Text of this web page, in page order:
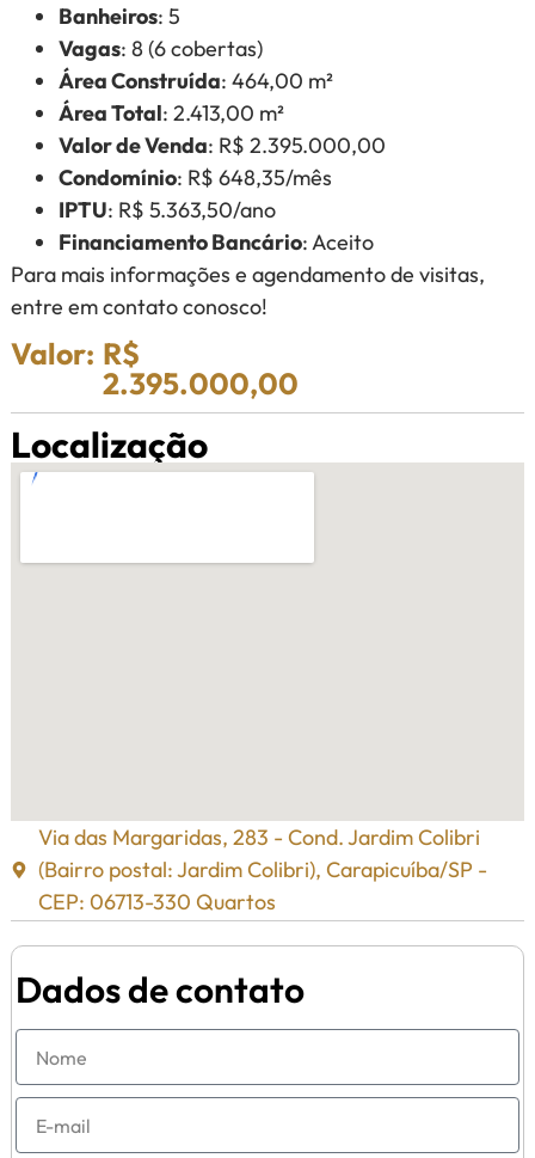
Banheiros: 5
Vagas: 8 (6 cobertas)
Área Construída: 464,00 m²
Área Total: 2.413,00 m²
Valor de Venda: R$ 2.395.000,00
Condomínio: R$ 648,35/mês
IPTU: R$ 5.363,50/ano
Financiamento Bancário: Aceito
Para mais informações e agendamento de visitas,
entre em contato conosco!
Valor: R$
2.395.000,00
Localização
Via das Margaridas, 283 - Cond. Jardim Colibri
(Bairro postal: Jardim Colibri), Carapicuíba/SP -
CEP: 06713-330 Quartos
Dados de contato